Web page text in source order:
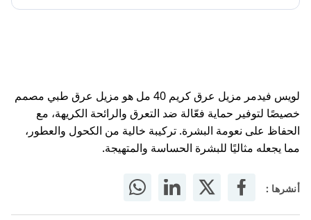
لويس فيدمر مزيل عرق كريم 40 مل هو مزيل عرق طبي مصمم
خصيصًا لتوفير حماية فعّالة ضد التعرق والرائحة الكريهة، مع
الحفاظ على نعومة البشرة. تركيبة خالية من الكحول والعطور،
مما يجعله مثاليًا للبشرة الحساسة والمتهيجة.
أنشرها :